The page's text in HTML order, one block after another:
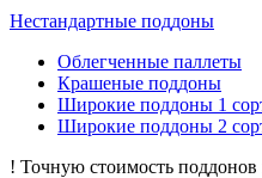
Нестандартные поддоны
Облегченные паллеты
Крашеные поддоны
Широкие поддоны 1
Широкие поддоны 2
! Точную стоимость